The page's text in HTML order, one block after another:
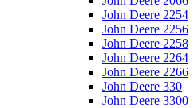
John Deere 2254
John Deere 2256
John Deere 2258
John Deere 2264
John Deere 2266
John Deere 330
John Deere 3300